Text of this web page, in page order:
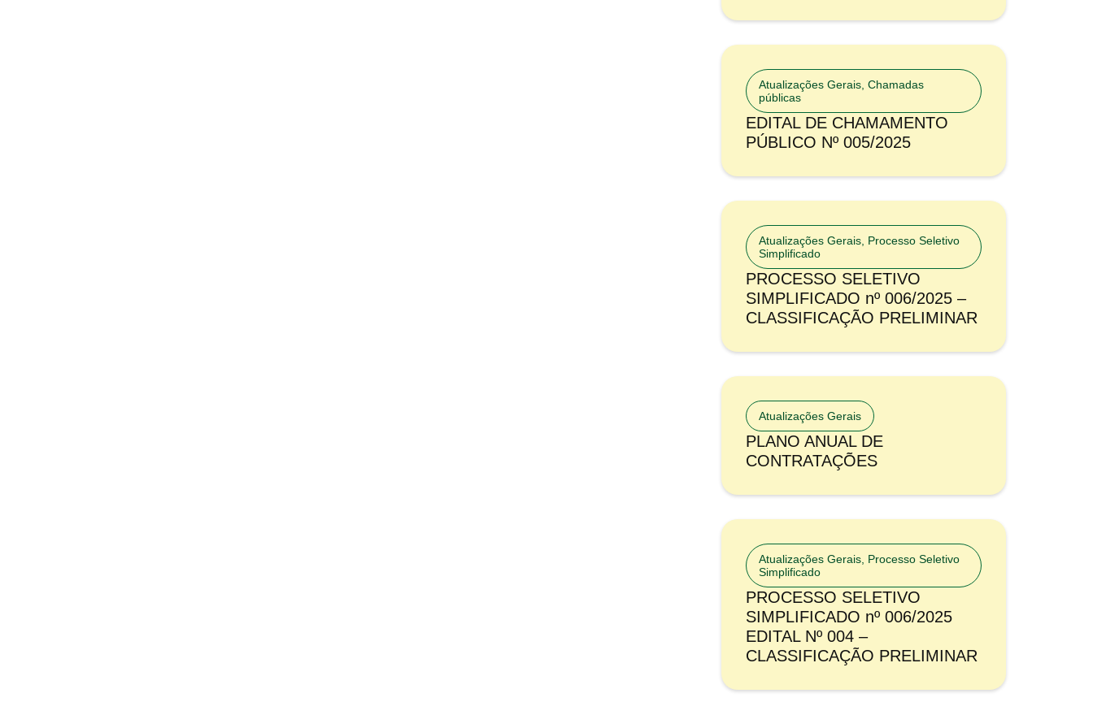
Atualizações Gerais Chamadas
públicas
EDITAL DE CHAMAMENTO
PÚBLICO Nº 005/2025
Atualizações Gerais Processo Seletivo
Simplificado
PROCESSO SELETIVO
SIMPLIFICADO nº 006/2025 –
CLASSIFICAÇÃO PRELIMINAR
Atualizações Gerais
PLANO ANUAL DE
CONTRATAÇÕES
Atualizações Gerais Processo Seletivo
Simplificado
PROCESSO SELETIVO
SIMPLIFICADO nº 006/2025
EDITAL Nº 004 –
CLASSIFICAÇÃO PRELIMINAR